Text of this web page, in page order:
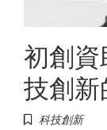
初創
技創
科技創新